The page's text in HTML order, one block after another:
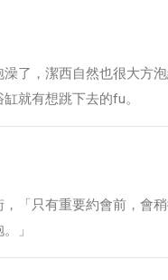
了，潔西自然也很大方泡
就有想跳下去的fu。
「只有重要約會前，會
」